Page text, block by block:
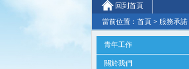
回到首頁
當前位置： 首頁 > 服務承諾
青年工作
關於我們